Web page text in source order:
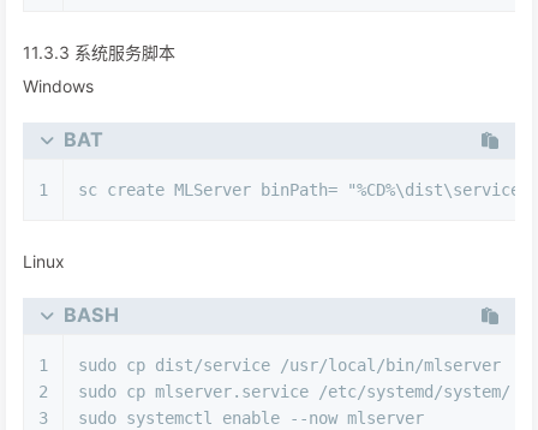
11.3.3 系统服务脚本
Windows
BAT
1 sc create MLServer binPath= "%CD%
Linux
BASH
1
2
3
sudo cp dist/service /usr/local/bin/mlserver
sudo cp mlserver.service /etc/systemd/system/
sudo systemctl enable --now mlserver